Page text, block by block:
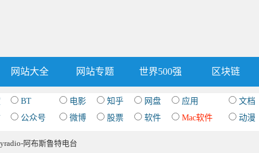
网站大全 网站专题 世界500强 区块链
BT 电影 知乎 网盘 应用 文档
公众号 微博 股票 软件 Mac软件 动漫
阿布斯鲁特电台